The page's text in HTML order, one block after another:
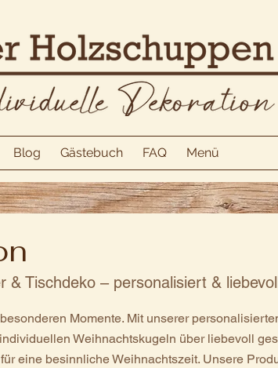
Blog Gästebuch FAQ Menü
& Tischdeko – personalisiert &
Momente. Mit unserer
Weihnachtskugeln über liebevoll
eine besinnliche Weihnachtszeit. Unsere